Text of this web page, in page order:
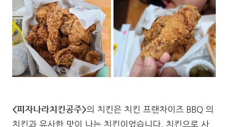
<피자나라치킨공주>의 치킨은 치킨 프랜차이즈 BBQ 의
치킨과 유사한 맛이 나는 치킨이었습니다. 치킨으로 사